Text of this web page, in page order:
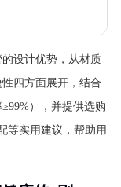
设计优势，从材质
四方面展开，结合
），并提供选购
等实用建议，帮助用